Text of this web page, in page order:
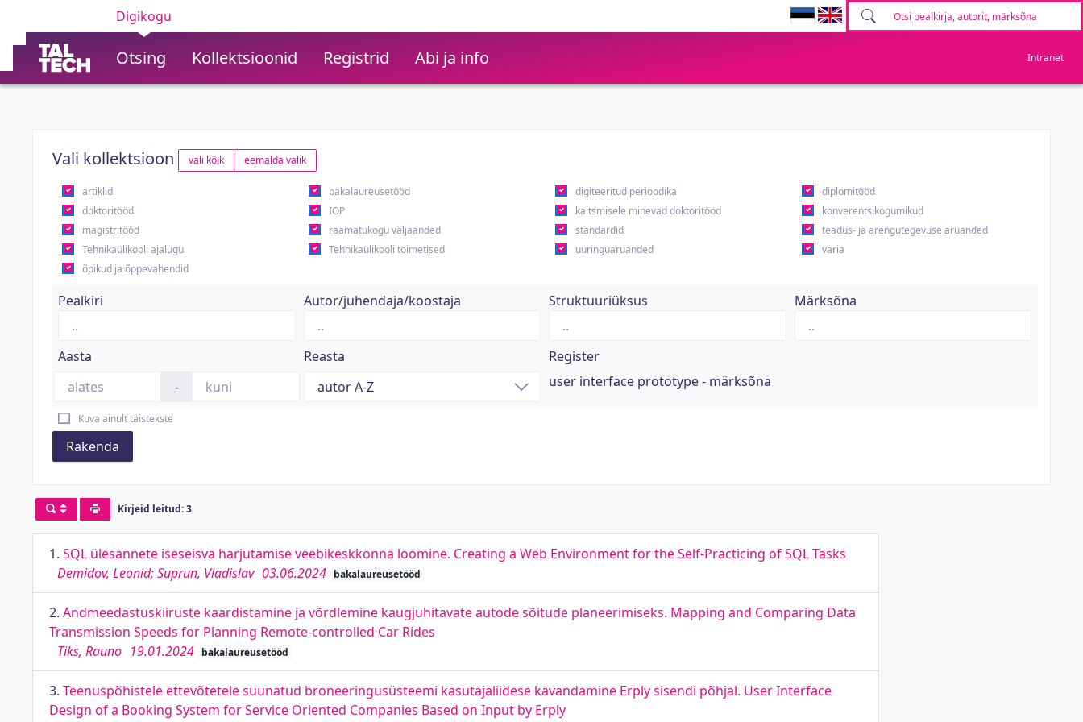
Digikogu
Otsing Kollektsioonid Registrid Abi ja info Intranet
Vali kollektsioon vali kõik eemalda valik
artiklid bakalaureusetööd digiteeritud perioodika
diplomitööd
doktoritööd
IOP kaitsmisele minevad doktoritööd
konverentsikogumikud
magistritööd
raamatukogu väljaanded standardid
teadus- ja arengutegevuse aruanded
Tehnikaülikooli ajalugu
Tehnikaülikooli toimetised uuringuaruanded
varia
õpikud ja õppevahendid
Pealkiri Autor/juhendaja/koostaja Struktuuriüksus Märksõna
Aasta
-
Reasta
Register
user interface prototype - märksõna
Kuva ainult täistekste
Rakenda
Kirjeid leitud: 3
1. SQL ülesannete iseseisva harjutamise veebikeskkonna loomine. Creating a Web Environment for the Self-Practicing of SQL Tasks
Demidov, Leonid; Suprun, Vladislav 03.06.2024 bakalaureusetööd
2. Andmeedastuskiiruste kaardistamine ja võrdlemine kaugjuhitavate autode sõitude planeerimiseks. Mapping and Comparing Data
Transmission Speeds for Planning Remote-controlled Car Rides
Tiks, Rauno 19.01.2024 bakalaureusetööd
3. Teenuspõhistele ettevõtetele suunatud broneeringusüsteemi kasutajaliidese kavandamine Erply sisendi põhjal. User Interface
Design of a Booking System for Service Oriented Companies Based on Input by Erply